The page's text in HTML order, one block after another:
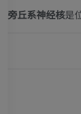
旁丘系神经核是